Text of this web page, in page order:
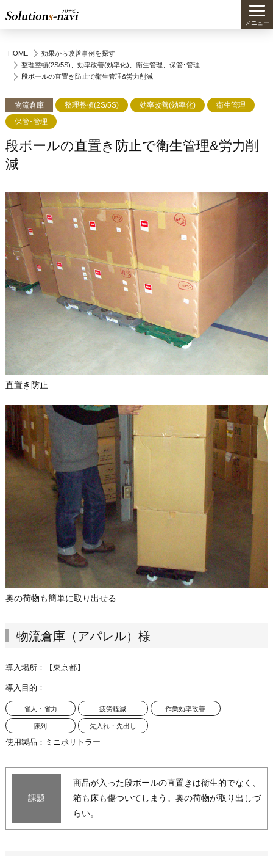
HOME
効果から改善事例を探す
整理整頓(2S/5S)
、効率改善(効率化) 、衛生管理 、保管･管理
段ボールの直置き防止で衛生管理&労力削減
物流倉庫 整理整頓(2S/5S) 効率改善(効率化)
衛生管理
保管･管理
段ボールの直置き防止で衛生管理&労力削
減
直置き防止
奥の荷物も簡単に取り出せる
物流倉庫（アパレル）様
導入場所： 【東京都】
導入目的：
省人・省力 疲労軽減 作業効率改善
陳列 先入れ・先出し
使用製品： ミニポリトラー
課題
商品が入った段ボールの直置きは衛生的でなく、
箱も床も傷ついてしまう。奥の荷物が取り出しづ
らい。
メニュー